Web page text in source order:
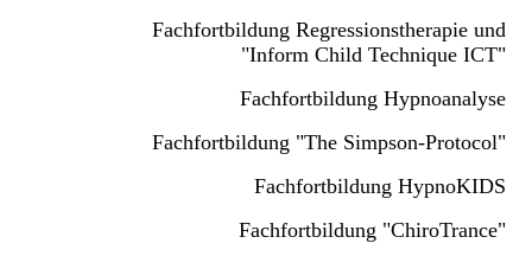
Fachfortbildung Regressionstherapie und
"Inform Child Technique ICT"
Fachfortbildung Hypnoanalyse
Fachfortbildung "The Simpson-Protocol"
Fachfortbildung HypnoKIDS
Fachfortbildung "ChiroTrance"